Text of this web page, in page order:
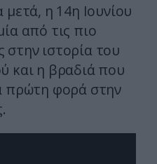
μετά, η 14η Ιουνίου
από τις πιο
στην ιστορία του
και η βραδιά που
πρώτη φορά στην